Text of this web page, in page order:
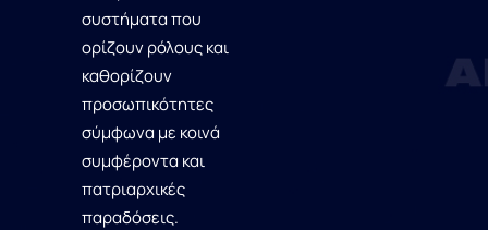
συστήματα που
ορίζουν ρόλους και
καθορίζουν
προσωπικότητες
σύμφωνα με κοινά
συμφέροντα και
πατριαρχικές
παραδόσεις.